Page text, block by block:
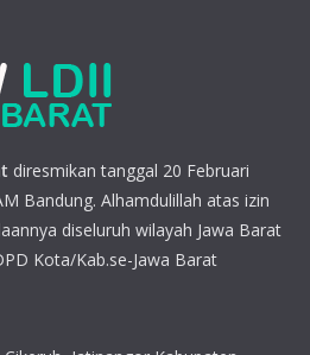
diresmikan tanggal 20 Februari
Bandung. Alhamdulillah atas izin
diseluruh wilayah Jawa Barat
Kota/Kab.se-Jawa Barat